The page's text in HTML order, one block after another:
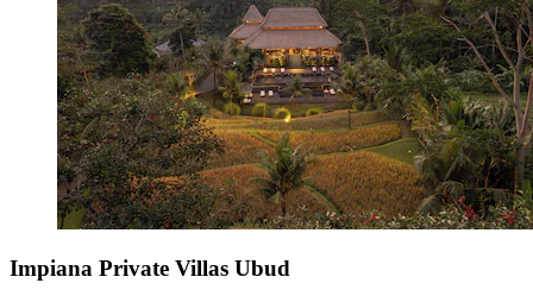
Impiana Private Villas Ubud